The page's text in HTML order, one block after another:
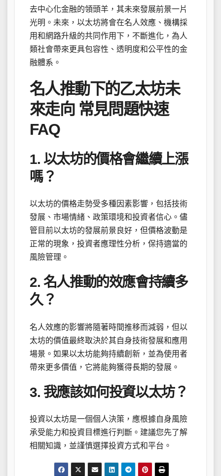
去中心化金融的領頭羊，其未來發展前景一片
光明。未來，以太坊將會在名人效應、機構採
用和網路升級的共同作用下，不斷進化，為人
類社會帶來更具包容性、透明度和公平性的金
融體系。
名人推動下的乙太坊未
來走向 常見問題快速
FAQ
1. 以太坊的價格會繼續上漲
嗎？
以太坊的價格走勢受多種因素影響，包括技術
發展、市場情緒、政策環境和投資者信心。儘
管目前以太坊的發展前景良好，但價格波動是
正常的現象，投資者應理性分析，保持適當的
風險管理。
2. 名人推動的效應會持續多
久？
名人效應的影響將隨著時間推移而減弱，但以
太坊的價值最終取決於其自身技術發展和應用
場景。如果以太坊能夠持續創新，並為使用者
帶來更多價值，它將能夠獲得長期的發展。
3. 我應該如何投資以太坊？
投資以太坊是一個個人決策，應根據自身風險
承受能力和投資目標進行判斷。建議您先了解
相關知識，並謹慎選擇投資方式和平台。